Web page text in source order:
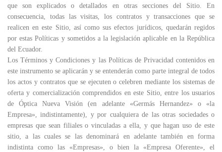
que son explicados o detallados en otras secciones del Sitio. En
consecuencia, todas las visitas, los contratos y transacciones que se
realicen en este Sitio, así como sus efectos jurídicos, quedarán regidos
por estas Políticas y sometidos a la legislación aplicable en la República
del Ecuador.
Los Términos y Condiciones y las Políticas de Privacidad contenidos en
este instrumento se aplicarán y se entenderán como parte integral de todos
los actos y contratos que se ejecuten o celebren mediante los sistemas de
oferta y comercialización comprendidos en este Sitio, entre los usuarios
de Óptica Nueva Visión (en adelante «Germás Hernandez» o «la
Empresa», indistintamente), y por cualquiera de las otras sociedades o
empresas que sean filiales o vinculadas a ella, y que hagan uso de este
sitio, a las cuales se las denominará en adelante también en forma
indistinta como las «Empresas», o bien la «Empresa Oferente», el